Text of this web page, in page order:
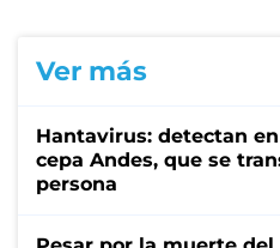
Ver más
Hantavirus: detectan
cepa Andes, que se
persona